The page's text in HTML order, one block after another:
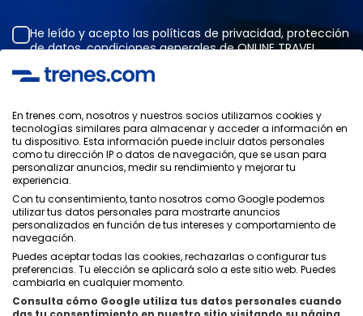
He leído y acepto las políticas de privacidad, protección
de datos,condiciones generalesde ONLINE TRAVEL
Política de Privacidad
Condiciones Generales
Política de Cookies
Aviso Legal
Quiénes Somos ixigo
En trenes.com, nosotros y nuestros socios utilizamos cookies y
tecnologías similares para almacenar y acceder a información en
tu dispositivo. Esta información puede incluir datos personales
como tu dirección IP o datos de navegación, que se usan para
personalizar anuncios, medir su rendimiento y mejorar tu
experiencia.
Con tu consentimiento, tanto nosotros como Google podemos
utilizar tus datos personales para mostrarte anuncios
personalizados en función de tus intereses y comportamiento de
navegación.
Puedes aceptar todas las cookies, rechazarlas o configurar tus
preferencias. Tu elección se aplicará solo a este sitio web. Puedes
cambiarla en cualquier momento.
Consulta cómo Google utiliza tus datos personales cuando